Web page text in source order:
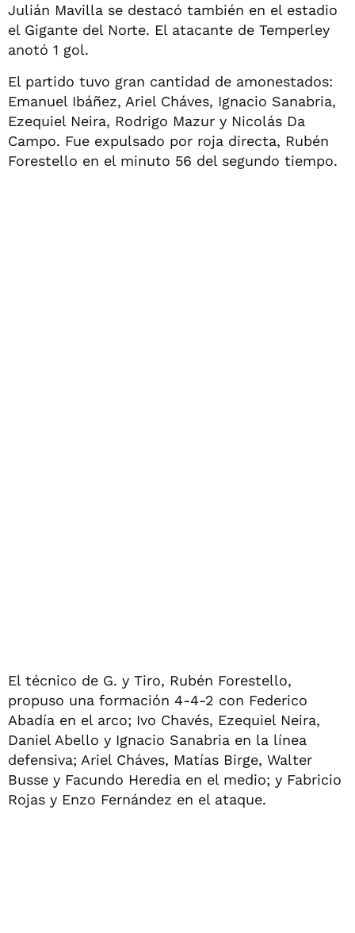
Julián Mavilla se destacó también en el estadio
el Gigante del Norte. El atacante de Temperley
anotó 1 gol.
El partido tuvo gran cantidad de amonestados:
Emanuel Ibáñez, Ariel Cháves, Ignacio Sanabria,
Ezequiel Neira, Rodrigo Mazur y Nicolás Da
Campo. Fue expulsado por roja directa, Rubén
Forestello en el minuto 56 del segundo tiempo.
El técnico de G. y Tiro, Rubén Forestello,
propuso una formación 4-4-2 con Federico
Abadía en el arco; Ivo Chavés, Ezequiel Neira,
Daniel Abello y Ignacio Sanabria en la línea
defensiva; Ariel Cháves, Matías Birge, Walter
Busse y Facundo Heredia en el medio; y Fabricio
Rojas y Enzo Fernández en el ataque.